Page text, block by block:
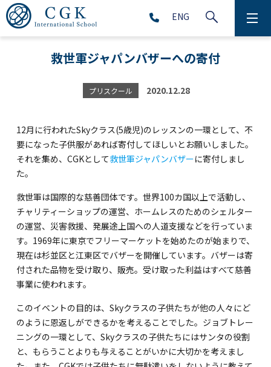
ENG
CGKについて
初等部 (1～5年生)
中等部 (6～9年生)
高等部 (10～12年生)
アフタースクール (1～9年生)
海外留学・グローバル
コミュニティ
お問い合わせ
救世軍ジャパンバザーへの寄付
プリスクール 2020.12.28
12月に行われたSkyクラス(5歳児)のレッスンの一環として、不
要になった子供服があれば寄付してほしいとお願いしました。
それを集め、CGKとして救世軍ジャパンバザーに寄付しまし
た。
救世軍は国際的な慈善団体です。世界100カ国以上で活動し、
チャリティーショップの運営、ホームレスのためのシェルター
の運営、災害救援、発展途上国への人道支援などを行っていま
す。1969年に東京でフリーマーケットを始めたのが始まりで、
現在は杉並区と江東区でバザーを開催しています。バザーは寄
付された品物を受け取り、販売。受け取った利益はすべて慈善
事業に使われます。
このイベントの目的は、Skyクラスの子供たちが他の人々にど
のように恩返しができるかを考えることでした。ジョブトレー
ニングの一環として、Skyクラスの子供たちにはサンタの役割
と、もらうことよりも与えることがいかに大切かを考えまし